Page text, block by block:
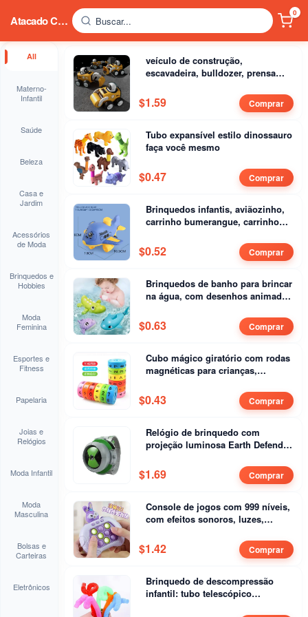
All
Materno-
Infantil
Saúde
Beleza
Casa e
Jardim
Acessórios
de Moda
Brinquedos e
Hobbies
Moda
Feminina
Esportes e
Fitness
Papelaria
Joias e
Relógios
Moda Infantil
Moda
Masculina
Bolsas e
Carteiras
Eletrônicos
veículo de construção,
escavadeira, bulldozer, prensa
inércia
$1.59 Comprar
Tubo expansível estilo dinossauro
faça você mesmo
$0.47 Comprar
Brinquedos infantis, aviãozinho,
carrinho bumerangue, carrinho
$0.52 Comprar
Brinquedos de banho para brincar
na água, com desenhos animados
baiacu.
$0.63 Comprar
Cubo mágico giratório com rodas
magnéticas para crianças,
$0.43 Comprar
Relógio de brinquedo com
projeção luminosa Earth Defender
$1.69 Comprar
Console de jogos com 999 níveis,
com efeitos sonoros, luzes,
toupeira”
$1.42 Comprar
Brinquedo de descompressão
infantil: tubo telescópico
Atacado China Buscar...
0